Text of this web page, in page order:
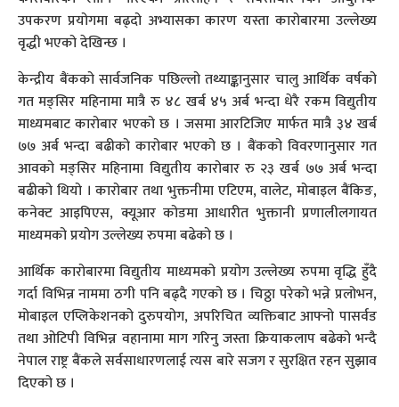
उपकरण प्रयोगमा बढ्दो अभ्यासका कारण यस्ता कारोबारमा उल्लेख्य
वृद्धी भएको देखिन्छ ।
केन्द्रीय बैंकको सार्वजनिक पछिल्लो तथ्याङ्कानुसार चालु आर्थिक वर्षको
गत मङ्सिर महिनामा मात्रै रु ४८ खर्ब ४५ अर्ब भन्दा धेरै रकम विद्युतीय
माध्यमबाट कारोबार भएको छ । जसमा आरटिजिए मार्फत मात्रै ३४ खर्ब
७७ अर्ब भन्दा बढीको कारोबार भएको छ । बैंकको विवरणानुसार गत
आवको मङ्सिर महिनामा विद्युतीय कारोबार रु २३ खर्ब ७७ अर्ब भन्दा
बढीको थियो । कारोबार तथा भुक्तनीमा एटिएम, वालेट, मोबाइल बैंकिङ,
कनेक्ट आइपिएस, क्यूआर कोडमा आधारीत भुक्तानी प्रणालीलगायत
माध्यमको प्रयोग उल्लेख्य रुपमा बढेको छ ।
आर्थिक कारोबारमा विद्युतीय माध्यमको प्रयोग उल्लेख्य रुपमा वृद्धि हुँदै
गर्दा विभिन्न नाममा ठगी पनि बढ्दै गएको छ । चिठ्ठा परेको भन्ने प्रलोभन,
मोबाइल एप्लिकेशनको दुरुपयोग, अपरिचित व्यक्तिबाट आफ्नो पासर्वड
तथा ओटिपी विभिन्न वहानामा माग गरिनु जस्ता क्रियाकलाप बढेको भन्दै
नेपाल राष्ट्र बैंकले सर्वसाधारणलाई त्यस बारे सजग र सुरक्षित रहन सुझाव
दिएको छ ।